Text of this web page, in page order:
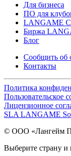
Для бизнеса
ПО для
LANGAME
Биржа
Блог
Сообщить об
Контакты
Политика
Пользовательское
Лицензионное
SLA LANGAME
© ООО «Лангейм
Выберите страну и